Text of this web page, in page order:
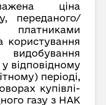
ціна
переданого/
платниками
користування
відповідному
періоді,
купівлі-
газу з НАК